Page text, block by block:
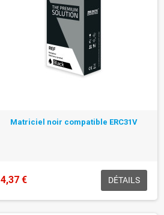
Matriciel noir compatible ERC31V
4,37 € DÉTAILS